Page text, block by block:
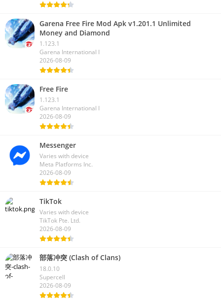
Garena Free Fire Mod Apk v1.201.1 Unlimited
Money and Diamond
1.123.1
Garena International I
2026-08-09
Free Fire
1.123.1
Garena International I
2026-08-09
Messenger
Varies with device
Meta Platforms Inc.
2026-08-09
TikTok
Varies with device
TikTok Pte. Ltd.
2026-08-09
部落冲突 (Clash of Clans)
18.0.10
Supercell
2026-08-09